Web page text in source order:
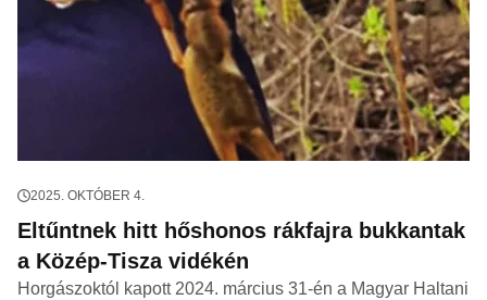
2025. OKTÓBER 4.
Eltűntnek hitt hőshonos rákfajra bukkantak
a Közép-Tisza vidékén
Horgászoktól kapott 2024. március 31-én a Magyar Haltani